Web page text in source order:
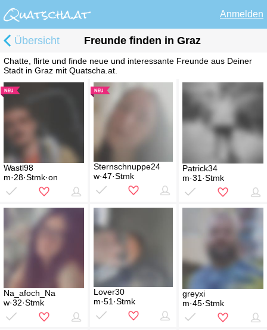
Anmelden
Übersicht Freunde finden in Graz
Chatte, flirte und finde neue und interessante Freunde aus Deiner
Stadt in Graz mit Quatscha.at.
Wastl98
m·28·Stmk·on
Sternschnuppe24
w·47·Stmk
Patrick34
m·31·Stmk
Na_afoch_Na
w·32·Stmk
Lover30
m·51·Stmk
greyxi
m·45·Stmk